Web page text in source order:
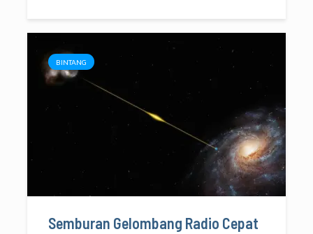
BINTANG
Semburan Gelombang Radio Cepat